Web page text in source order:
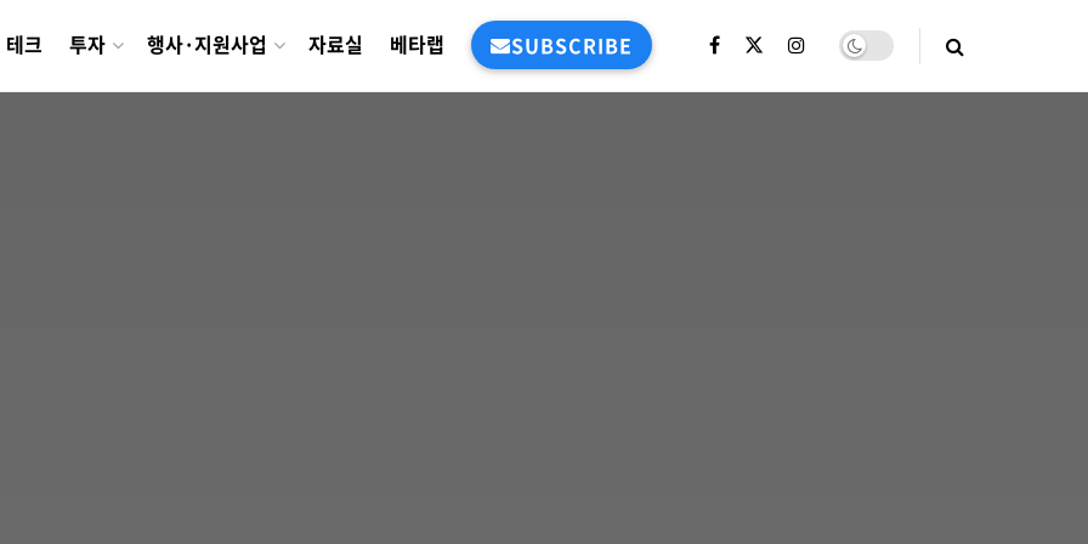
테크 투자 행사·지원사업 자료실 베타랩 SUBSCRIBE